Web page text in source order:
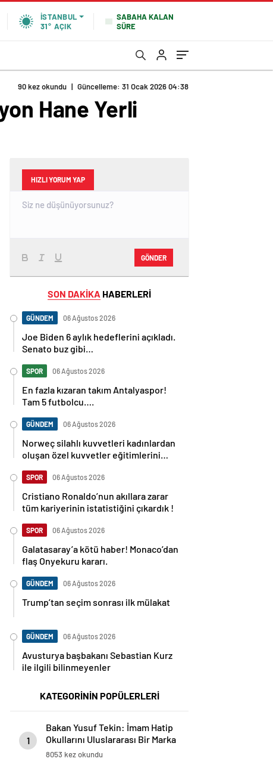
İSTANBUL
31° AÇIK
SABAHA KALAN
SÜRE
90 kez okundu | Güncelleme: 31 Ocak 2026 04:38
Hane Yerli
HIZLI YORUM YAP
GÖNDER
SON DAKİKA HABERLERİ
GÜNDEM 06 Ağustos 2026
Joe Biden 6 aylık hedeflerini açıkladı.
Senato buz gibi…
SPOR 06 Ağustos 2026
En fazla kızaran takım Antalyaspor!
Tam 5 futbolcu….
GÜNDEM 06 Ağustos 2026
Norweç silahlı kuvvetleri kadınlardan
oluşan özel kuvvetler eğitimlerini
SPOR 06 Ağustos 2026
Cristiano Ronaldo’nun akıllara zarar
tüm kariyerinin istatistiğini çıkardık !
SPOR 06 Ağustos 2026
Galatasaray’a kötü haber! Monaco’dan
flaş Onyekuru kararı.
GÜNDEM 06 Ağustos 2026
Trump’tan seçim sonrası ilk mülakat
GÜNDEM 06 Ağustos 2026
Avusturya başbakanı Sebastian Kurz
ile ilgili bilinmeyenler
KATEGORİNİN POPÜLERLERİ
1
Bakan Yusuf Tekin: İmam Hatip
Okullarını Uluslararası Bir Marka
Haline Getireceğiz
8053 kez okundu